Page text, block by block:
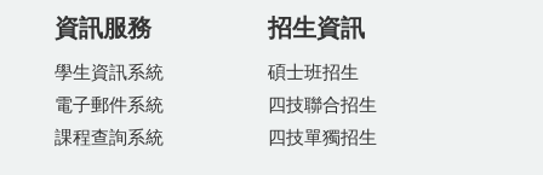
資訊服務
學生資訊系統
電子郵件系統
課程查詢系統
招生資訊
碩士班招生
四技聯合招生
四技單獨招生